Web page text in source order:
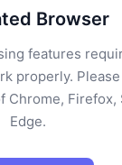
字体与 Google
Browser
features
properly.
Chrome, Firefox,
Edge.